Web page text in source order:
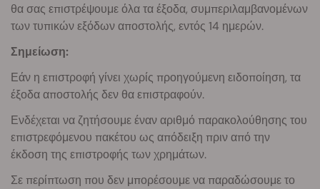
θα σας επιστρέψουμε όλα τα έξοδα, συμπεριλαμβανομένων
των τυπικών εξόδων αποστολής, εντός 14 ημερών.
Σημείωση:
Εάν η επιστροφή γίνει χωρίς προηγούμενη ειδοποίηση, τα
έξοδα αποστολής δεν θα επιστραφούν.
Ενδέχεται να ζητήσουμε έναν αριθμό παρακολούθησης του
επιστρεφόμενου πακέτου ως απόδειξη πριν από την
έκδοση της επιστροφής των χρημάτων.
Σε περίπτωση που δεν μπορέσουμε να παραδώσουμε το